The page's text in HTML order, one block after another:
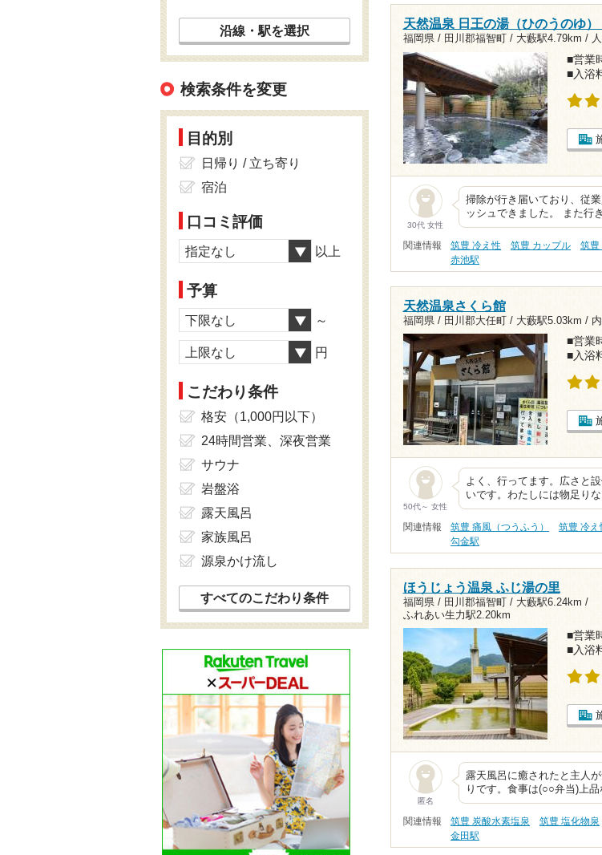
天然温泉 日王の湯（ひのうのゆ）
福岡県 / 田川郡福智町 / 大藪駅4.79km /
■営業
■入浴
30代 女性
掃除が行き届いており、従
ッシュできました。 また行
関連情報 筑豊 冷え性 筑豊 カップル 筑豊
赤池駅
天然温泉さくら館
福岡県 / 田川郡大任町 / 大藪駅5.03km /
■営業
■入浴
50代～ 女性
よく、行ってます。広さと
いです。わたしには物足り
関連情報 筑豊 痛風（つうふう） 筑豊 冷え
勾金駅
ほうじょう温泉 ふじ湯の里
福岡県 / 田川郡福智町 / 大藪駅6.24km /
ふれあい生力駅2.20km
■営業
■入浴
匿名
露天風呂に癒されたと主人
りです。食事は(○○弁当)上
関連情報 筑豊 炭酸水素塩泉 筑豊 塩化物泉
金田駅
沿線・駅を選択
検索条件を変更
目的別
日帰り / 立ち寄り
宿泊
口コミ評価
指定なし 以上
予算
下限なし ～
上限なし 円
こだわり条件
格安（1,000円以下）
24時間営業、深夜営業
サウナ
岩盤浴
露天風呂
家族風呂
源泉かけ流し
すべてのこだわり条件